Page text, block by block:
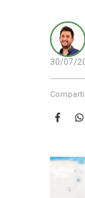
30/07/
F
e
W
t